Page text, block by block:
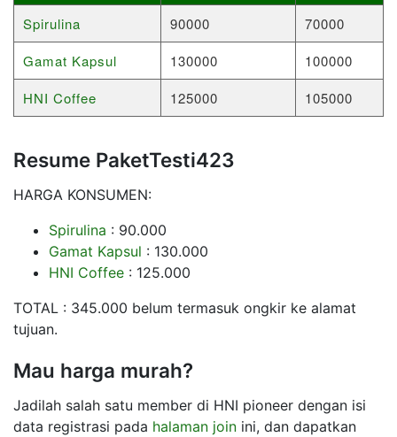
Spirulina 90000
70000
Gamat Kapsul
130000
100000
HNI Coffee
125000 105000
Resume PaketTesti423
HARGA KONSUMEN:
Spirulina : 90.000
Gamat Kapsul : 130.000
HNI Coffee : 125.000
TOTAL : 345.000 belum termasuk ongkir ke alamat
tujuan.
Mau harga murah?
Jadilah salah satu member di HNI pioneer dengan isi
data registrasi pada halaman join ini, dan dapatkan